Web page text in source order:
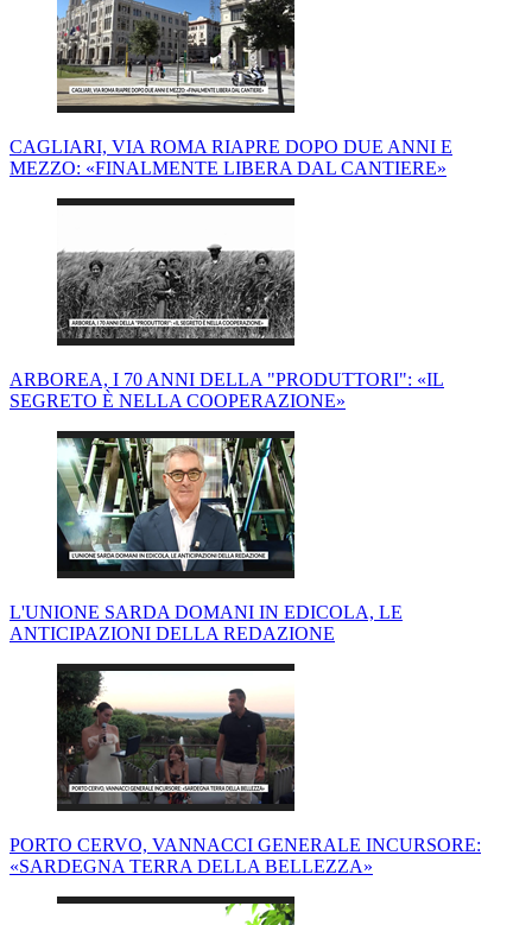
CAGLIARI, VIA ROMA RIAPRE DOPO DUE ANNI E
MEZZO: «FINALMENTE LIBERA DAL CANTIERE»
ARBOREA, I 70 ANNI DELLA "PRODUTTORI": «IL
SEGRETO È NELLA COOPERAZIONE»
L'UNIONE SARDA DOMANI IN EDICOLA, LE
ANTICIPAZIONI DELLA REDAZIONE
PORTO CERVO, VANNACCI GENERALE INCURSORE:
«SARDEGNA TERRA DELLA BELLEZZA»